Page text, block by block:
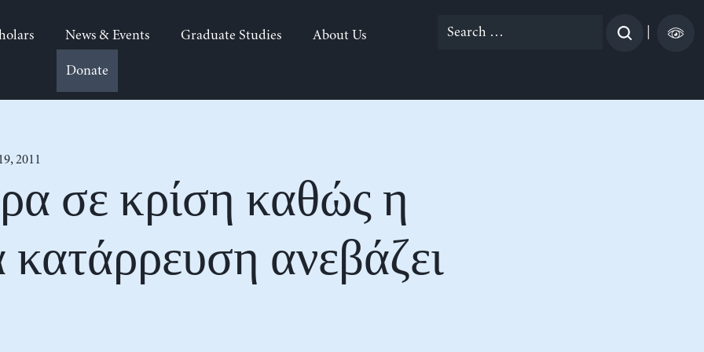
News & Events Graduate Studies About Us
Donate
Search
2011
σε κρίση καθώς η
ανεβάζει